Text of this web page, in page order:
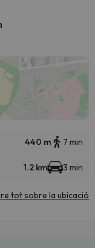
440 m 7 min
1.2 km 3 min
tot sobre la ubicació